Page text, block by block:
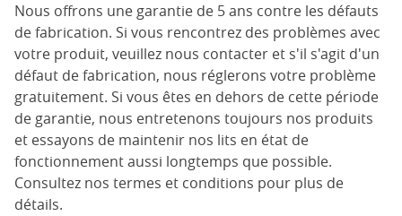
Nous offrons une garantie de 5 ans contre les défauts
de fabrication. Si vous rencontrez des problèmes avec
votre produit, veuillez nous contacter et s'il s'agit d'un
défaut de fabrication, nous réglerons votre problème
gratuitement. Si vous êtes en dehors de cette période
de garantie, nous entretenons toujours nos produits
et essayons de maintenir nos lits en état de
fonctionnement aussi longtemps que possible.
Consultez nos termes et conditions pour plus de
détails.